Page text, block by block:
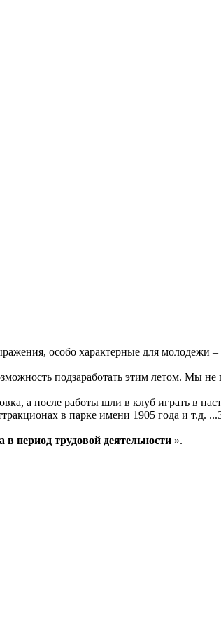
особо характерные для молодежи
подзаработать этим летом. Мы не
а после работы шли в клуб играть в
в парке имени 1905 года и т.д.
в период трудовой деятельности ».